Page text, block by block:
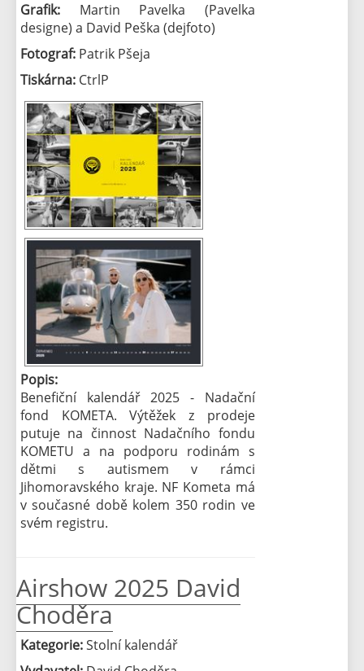
Grafik: Martin Pavelka (Pavelka
designe) a David Peška (dejfoto)
Fotograf: Patrik Pšeja
Tiskárna: CtrlP
Popis:
Benefiční kalendář 2025 - Nadační
fond KOMETA. Výtěžek z prodeje
putuje na činnost Nadačního fondu
KOMETU a na podporu rodinám s
dětmi s autismem v rámci
Jihomoravského kraje. NF Kometa má
v současné době kolem 350 rodin ve
svém registru.
Airshow 2025 David
Choděra
Kategorie:Stolní kalendář